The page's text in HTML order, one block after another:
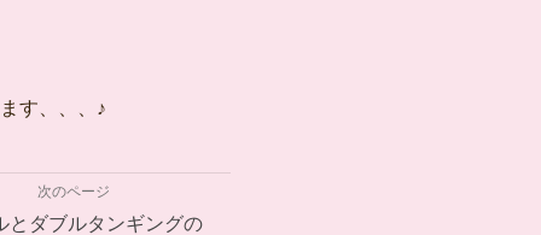
す、、、♪
次のページ
とダブルタンギングの